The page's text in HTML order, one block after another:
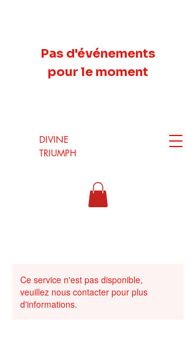
DIVINE
TRIUMPH
Pas d'événements
pour le moment
Ce service n'est pas disponible,
veuillez nous contacter pour plus
d'informations.